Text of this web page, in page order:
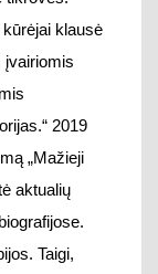
Taigi,
landšaftą
tam